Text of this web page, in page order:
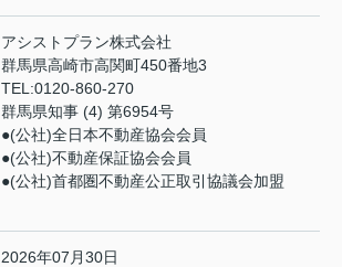
アシストプラン株式会社
群馬県高崎市高関町450番地3
TEL:0120-860-270
群馬県知事 (4) 第6954号
●(公社)全日本不動産協会会員
●(公社)不動産保証協会会員
●(公社)首都圏不動産公正取引協議会加盟
2026年07月30日